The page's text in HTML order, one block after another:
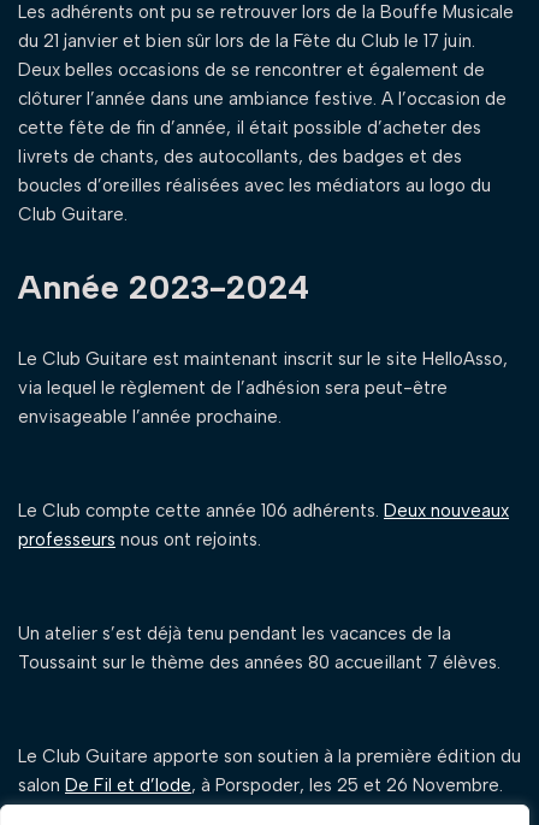
Les adhérents ont pu se retrouver lors de la Bouffe Musicale
du 21 janvier et bien sûr lors de la Fête du Club le 17 juin.
Deux belles occasions de se rencontrer et également de
clôturer l’année dans une ambiance festive. A l’occasion de
cette fête de fin d’année, il était possible d’acheter des
livrets de chants, des autocollants, des badges et des
boucles d’oreilles réalisées avec les médiators au logo du
Club Guitare.
Année 2023-2024
Le Club Guitare est maintenant inscrit sur le site HelloAsso,
via lequel le règlement de l’adhésion sera peut-être
envisageable l’année prochaine.
Le Club compte cette année 106 adhérents. Deux nouveaux
professeurs nous ont rejoints.
Un atelier s’est déjà tenu pendant les vacances de la
Toussaint sur le thème des années 80 accueillant 7 élèves.
Le Club Guitare apporte son soutien à la première édition du
salon De Fil et d’Iode, à Porspoder, les 25 et 26 Novembre.